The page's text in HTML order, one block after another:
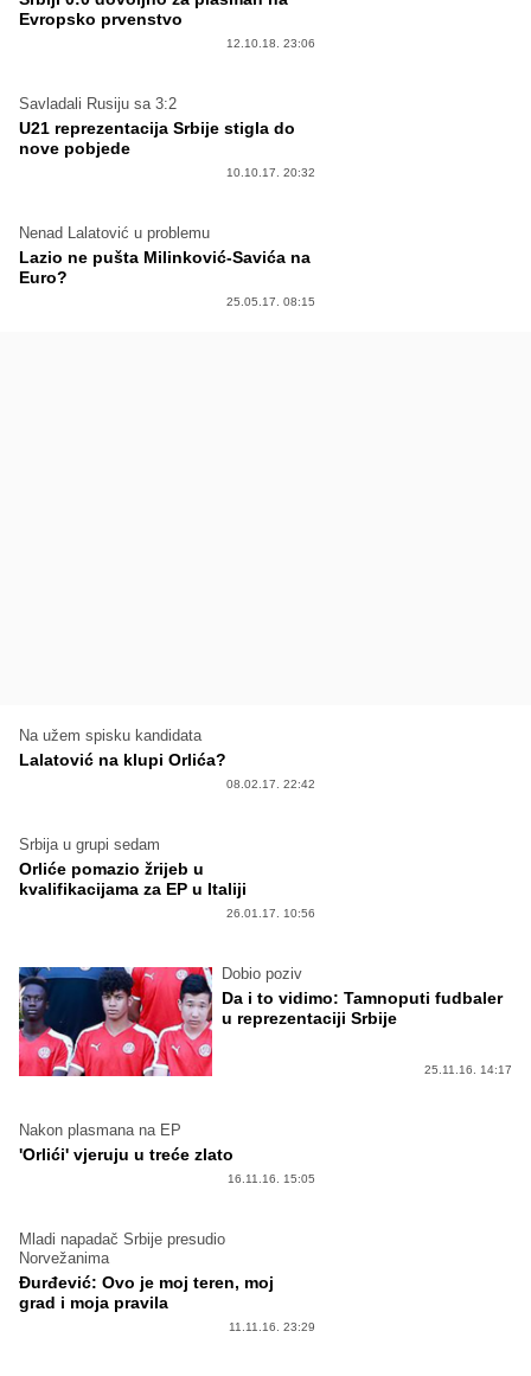
Evropsko prvenstvo
12.10.18. 23:06
Savladali Rusiju sa 3:2
U21 reprezentacija Srbije stigla do
nove pobjede
10.10.17. 20:32
Nenad Lalatović u problemu
Lazio ne pušta Milinković-Savića na
Euro?
25.05.17. 08:15
Na užem spisku kandidata
Lalatović na klupi Orlića?
08.02.17. 22:42
Srbija u grupi sedam
Orliće pomazio žrijeb u
kvalifikacijama za EP u Italiji
26.01.17. 10:56
Dobio poziv
Da i to vidimo: Tamnoputi fudbaler
u reprezentaciji Srbije
25.11.16. 14:17
Nakon plasmana na EP
'Orlići' vjeruju u treće zlato
16.11.16. 15:05
Mladi napadač Srbije presudio
Norvežanima
Đurđević: Ovo je moj teren, moj
grad i moja pravila
11.11.16. 23:29